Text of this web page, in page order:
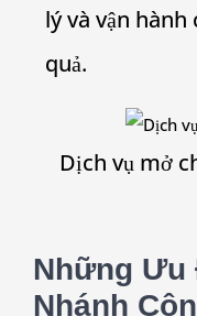
lý và vận
quả.
Dịch vụ mở
Những Ưu
Nhánh